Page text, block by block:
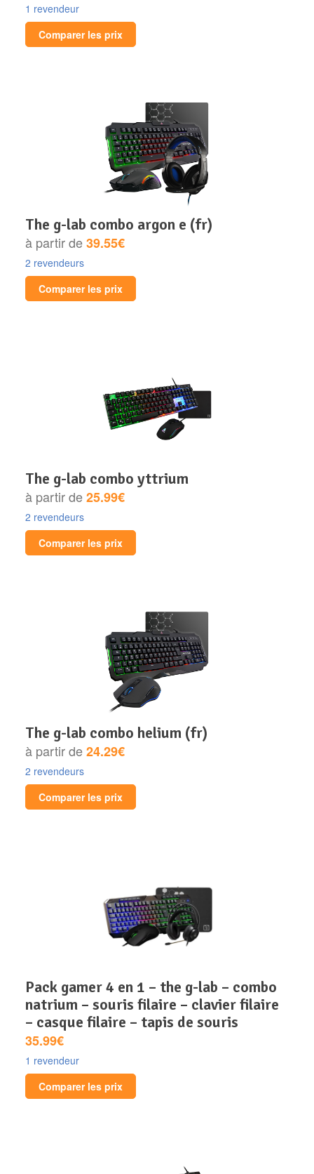
1 revendeur
Comparer les prix
the g-lab combo argon e (fr)
à partir de39.55€
2 revendeurs
Comparer les prix
the g-lab combo yttrium
à partir de25.99€
2 revendeurs
Comparer les prix
the g-lab combo helium (fr)
à partir de24.29€
2 revendeurs
Comparer les prix
pack gamer 4 en 1 – the g-lab – combo
natrium – souris filaire – clavier filaire
– casque filaire – tapis de souris
35.99€
1 revendeur
Comparer les prix